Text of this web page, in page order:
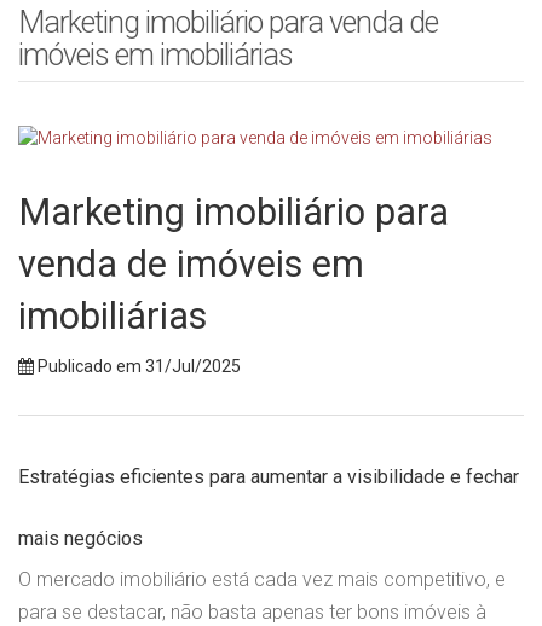
Marketing imobiliário para venda de
imóveis em imobiliárias
Marketing imobiliário para
venda de imóveis em
imobiliárias
Publicado em 31/Jul/2025
Estratégias eficientes para aumentar a visibilidade e fechar
mais negócios
O mercado imobiliário está cada vez mais competitivo, e
para se destacar, não basta apenas ter bons imóveis à